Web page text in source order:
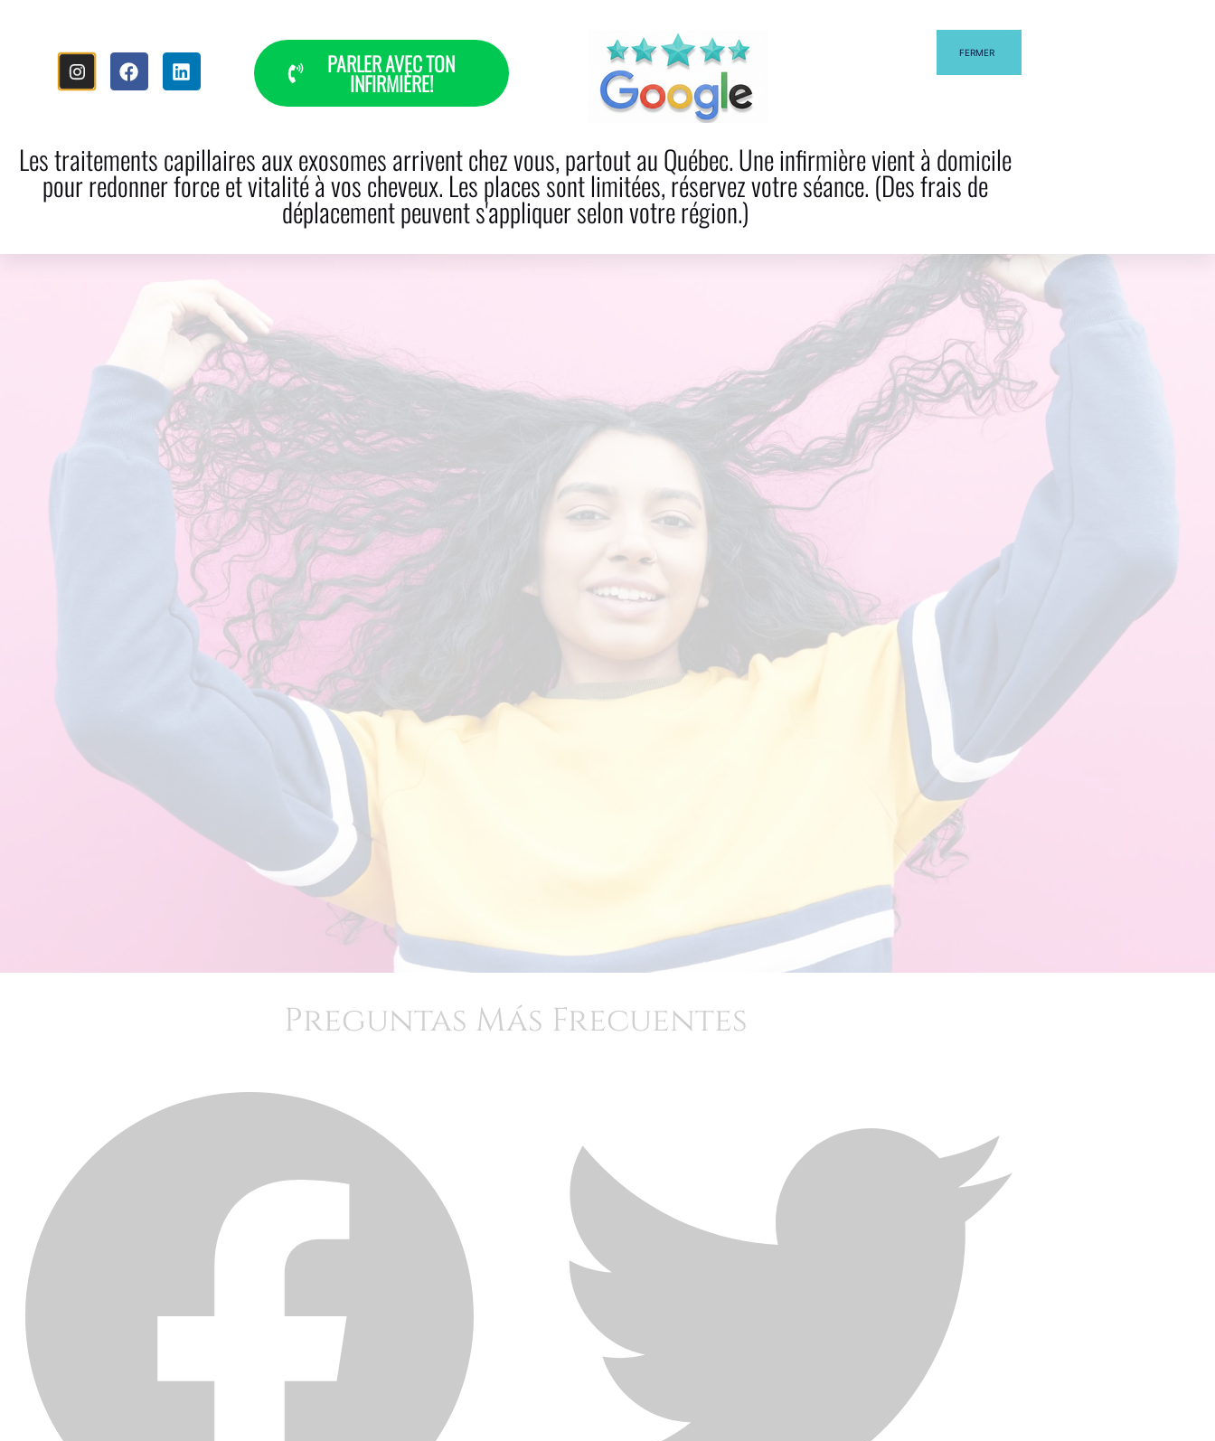
PRODUCTOS
Preguntas Más Frecuentes
PARLER AVEC TON
INFIRMIÈRE!
FERMER
Les traitements capillaires aux exosomes arrivent chez vous, partout au Québec. Une infirmière vient à domicile
pour redonner force et vitalité à vos cheveux. Les places sont limitées, réservez votre séance. (Des frais de
déplacement peuvent s'appliquer selon votre région.)